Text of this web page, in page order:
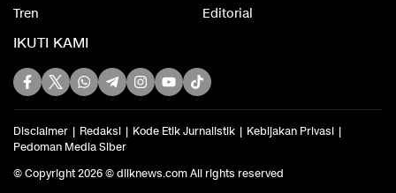
Tren
Editorial
IKUTI KAMI
Disclaimer Redaksi Kode Etik Jurnalistik
Kebijakan Privasi
Pedoman Media Siber
© Copyright 2026 © dliknews.com All rights reserved